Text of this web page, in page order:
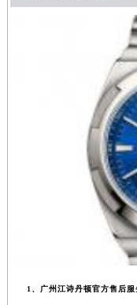
1、广州江诗丹顿官方售后